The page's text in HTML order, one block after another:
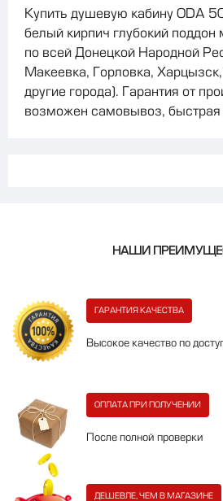
Купить душевую кабину ODA
белый кирпич глубокий поддон
по всей Донецкой Народной
Макеевка, Горловка,
другие города). Гарантия от
возможен самовывоз, быстрая
НАШИ
ГАРАНТИЯ КАЧЕСТВА
Высокое качество по
ОПЛАТА ПРИ ПОЛУЧЕНИИ
После полной проверки
ДЕШЕВЛЕ, ЧЕМ В МАГАЗИНЕ